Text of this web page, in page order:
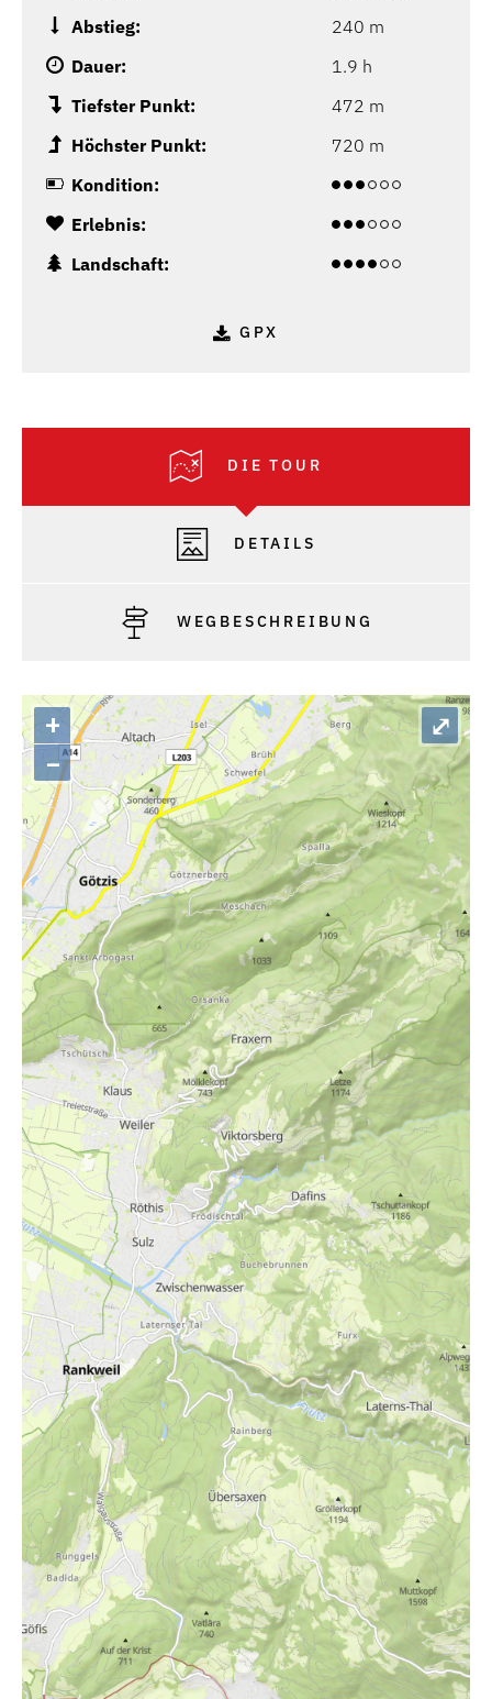
Abstieg:
240 m
Dauer:
1.9 h
Tiefster Punkt:
472 m
Höchster Punkt:
720 m
Kondition:
Erlebnis:
Landschaft:
GPX
DIE TOUR
DETAILS
WEGBESCHREIBUNG
+
–
⤢